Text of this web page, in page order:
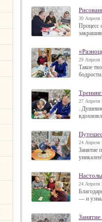
30 Апреля
Процесс
29 Апреля
Такое
бодрости.
27 Апреля
.
24 Апреля
Занятие
24 Апреля
— и